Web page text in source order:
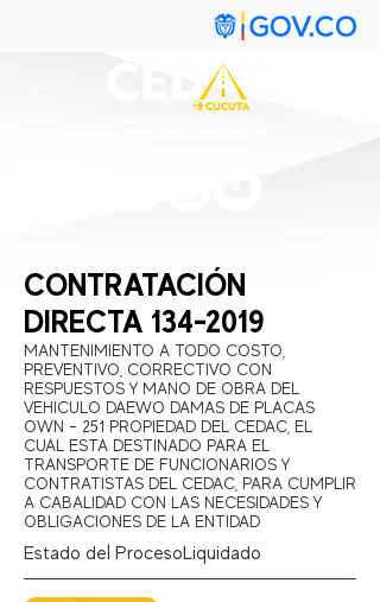
CONTRATACIÓN
DIRECTA 134-2019
MANTENIMIENTO A TODO COSTO,
PREVENTIVO, CORRECTIVO CON
RESPUESTOS Y MANO DE OBRA DEL
VEHICULO DAEWO DAMAS DE PLACAS
OWN – 251 PROPIEDAD DEL CEDAC, EL
CUAL ESTA DESTINADO PARA EL
TRANSPORTE DE FUNCIONARIOS Y
CONTRATISTAS DEL CEDAC, PARA CUMPLIR
A CABALIDAD CON LAS NECESIDADES Y
OBLIGACIONES DE LA ENTIDAD
Estado del Proceso:Liquidado